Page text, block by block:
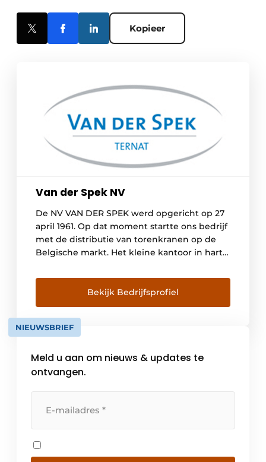
Kopieer
Van der Spek NV
De NV VAN DER SPEK werd opgericht op 27
april 1961. Op dat moment startte ons bedrijf
met de distributie van torenkranen op de
Belgische markt. Het kleine kantoor in hartje
geschikte locatie in Overijse waar ook een
atelier en stockageruimte te onzer
beschikking waren. Op 28 september 1976
[…]
Bekijk Bedrijfsprofiel
NIEUWSBRIEF
Meld u aan om nieuws & updates te
ontvangen.